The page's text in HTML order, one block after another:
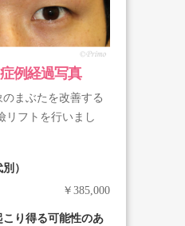
例経過写真
まぶたを改善する
リフトを行いまし
）
￥385,000
り得る可能性のあ